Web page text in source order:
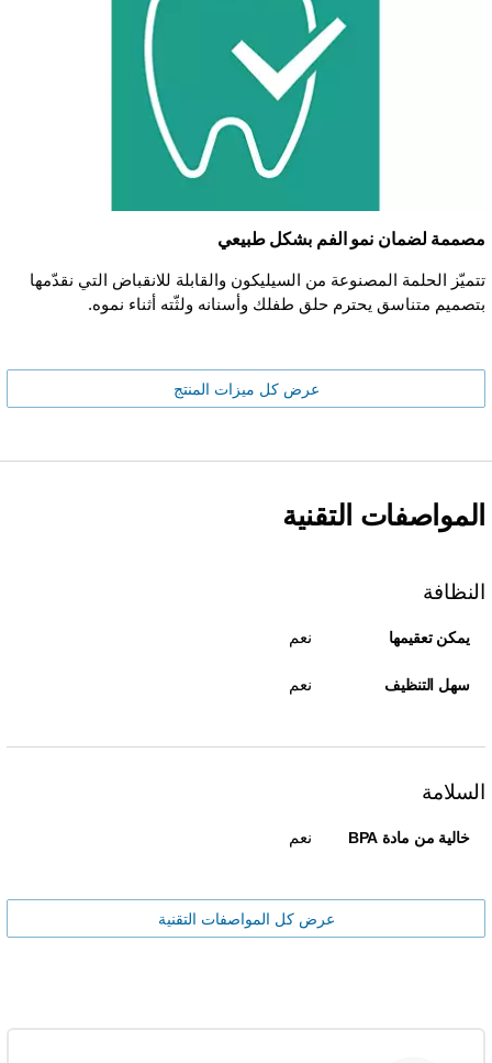
مصممة لضمان نمو الفم بشكل طبيعي
تتميّز الحلمة المصنوعة من السيليكون والقابلة للانقباض التي نقدّمها
بتصميم متناسق يحترم حلق طفلك وأسنانه ولثّته أثناء نموه.
عرض كل ميزات المنتج
المواصفات التقنية
النظافة
يمكن تعقيمها نعم
سهل التنظيف نعم
السلامة
خالية من مادة BPA نعم
عرض كل المواصفات التقنية